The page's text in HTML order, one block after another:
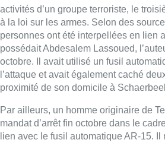
activités d’un groupe terroriste, le
à la loi sur les armes. Selon des
personnes ont été interpellées en lien
possédait Abdesalem Lassoued,
octobre. Il avait utilisé un fusil
l’attaque et avait également caché
proximité de son domicile à
Par ailleurs, un homme originaire de
mandat d’arrêt fin octobre dans le
lien avec le fusil automatique AR-15.